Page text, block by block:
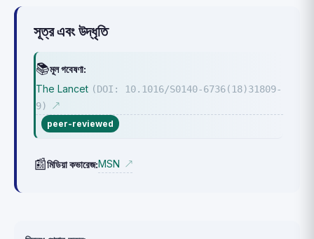
সূত্র এবং উদ্ধৃতি
📚মূল গবেষণা:
The Lancet (DOI: 10.1016/S0140-6736(18)31809-
9)
↗
peer-reviewed
📰মিডিয়া কভারেজ:MSN ↗